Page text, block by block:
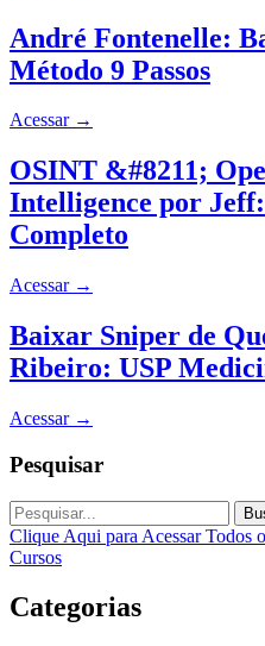
André Fontenelle:
Método 9 Passos
Acessar →
OSINT &#8211;
Intelligence por
Completo
Acessar →
Baixar Sniper de
Ribeiro: USP
Acessar →
Pesquisar
Clique Aqui para Acessar Todos
Cursos
Categorias